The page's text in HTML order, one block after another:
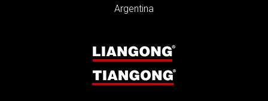
Argentina